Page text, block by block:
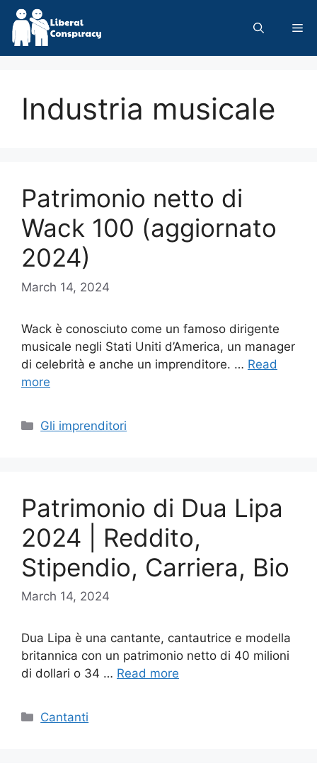
Skip
content
Industria musicale
Patrimonio netto di
Wack 100 (aggiornato
2024)
March 14, 2024
Wack è conosciuto come un famoso dirigente
musicale negli Stati Uniti d’America, un manager
di celebrità e anche un imprenditore. … Read
more
Categories
Gli imprenditori
Patrimonio di Dua Lipa
2024 | Reddito,
Stipendio, Carriera, Bio
March 14, 2024
Dua Lipa è una cantante, cantautrice e modella
britannica con un patrimonio netto di 40 milioni
di dollari o 34 … Read more
Categories
Cantanti